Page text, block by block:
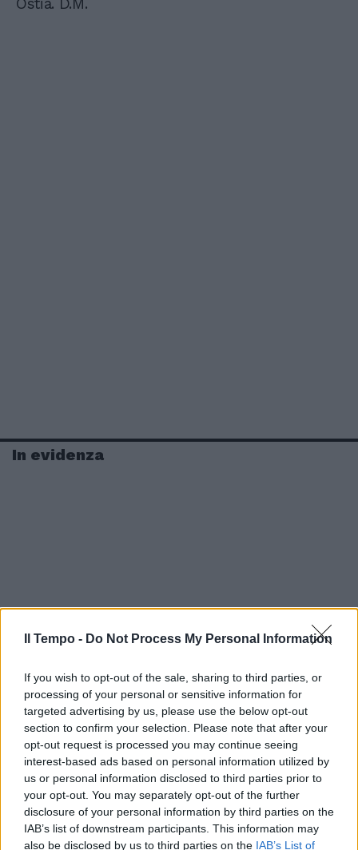
Il Tempo - Do Not Process My Personal Information
If you wish to opt-out of the sale, sharing to third parties, or
processing of your personal or sensitive information for
targeted advertising by us, please use the below opt-out
section to confirm your selection. Please note that after your
opt-out request is processed you may continue seeing
interest-based ads based on personal information utilized by
us or personal information disclosed to third parties prior to
your opt-out. You may separately opt-out of the further
disclosure of your personal information by third parties on the
IAB’s list of downstream participants. This information may
also be disclosed by us to third parties on the IAB’s List of
Ostia. D.M.
In evidenza